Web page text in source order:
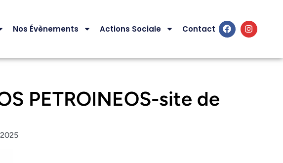
Nos Évènements Actions Sociale Contact
PETROINEOS-site de